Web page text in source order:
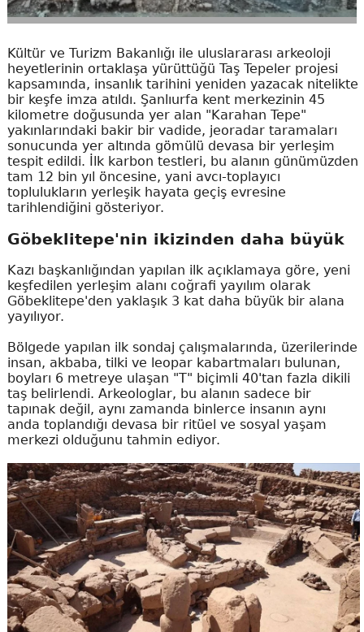
Kültür ve Turizm Bakanlığı ile uluslararası arkeoloji
heyetlerinin ortaklaşa yürüttüğü Taş Tepeler projesi
kapsamında, insanlık tarihini yeniden yazacak nitelikte
bir keşfe imza atıldı. Şanlıurfa kent merkezinin 45
kilometre doğusunda yer alan "Karahan Tepe"
yakınlarındaki bakir bir vadide, jeoradar taramaları
sonucunda yer altında gömülü devasa bir yerleşim
tespit edildi. İlk karbon testleri, bu alanın günümüzden
tam 12 bin yıl öncesine, yani avcı-toplayıcı
toplulukların yerleşik hayata geçiş evresine
tarihlendiğini gösteriyor.
Göbeklitepe'nin ikizinden daha büyük
Kazı başkanlığından yapılan ilk açıklamaya göre, yeni
keşfedilen yerleşim alanı coğrafi yayılım olarak
Göbeklitepe'den yaklaşık 3 kat daha büyük bir alana
yayılıyor.
Bölgede yapılan ilk sondaj çalışmalarında, üzerilerinde
insan, akbaba, tilki ve leopar kabartmaları bulunan,
boyları 6 metreye ulaşan "T" biçimli 40'tan fazla dikili
taş belirlendi. Arkeologlar, bu alanın sadece bir
tapınak değil, aynı zamanda binlerce insanın aynı
anda toplandığı devasa bir ritüel ve sosyal yaşam
merkezi olduğunu tahmin ediyor.